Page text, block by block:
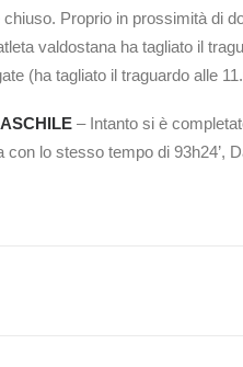
chiuso. Proprio in prossimità di
valdostana ha tagliato il
(ha tagliato il traguardo alle
– Intanto si è
con lo stesso tempo di 93h24’,